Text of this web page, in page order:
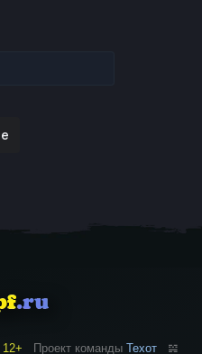
12+ Проект команды Техот 𝌴